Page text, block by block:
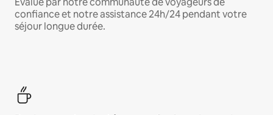
confiance et notre assistance 24h/24 pendant votre
séjour longue durée.